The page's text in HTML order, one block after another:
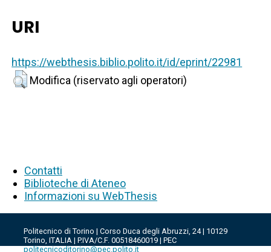
URI
https://webthesis.biblio.polito.it/id/eprint/22981
Modifica (riservato agli operatori)
Contatti
Biblioteche di Ateneo
Informazioni su WebThesis
Politecnico di Torino | Corso Duca degli Abruzzi, 24 | 10129
Torino, ITALIA | P.IVA/C.F. 00518460019 | PEC
politecnicoditorino@pec.polito.it